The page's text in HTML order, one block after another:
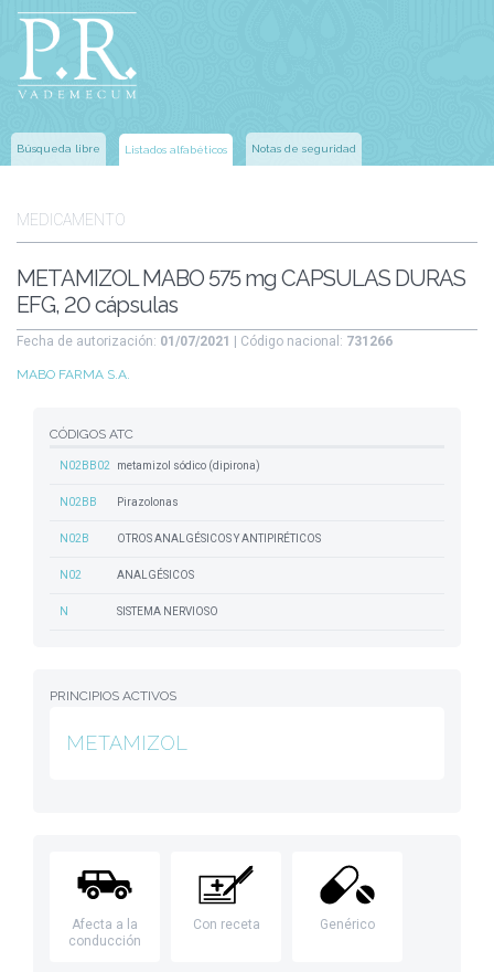
Búsqueda libre Listados alfabéticos Notas de seguridad
MEDICAMENTO
METAMIZOL MABO 575 mg CAPSULAS DURAS
EFG, 20 cápsulas
Fecha de autorización: 01/07/2021 | Código nacional: 731266
MABO FARMA S.A.
CÓDIGOS ATC
N02BB02 metamizol sódico (dipirona)
N02BB Pirazolonas
N02B OTROS ANALGÉSICOS Y ANTIPIRÉTICOS
N02 ANALGÉSICOS
N SISTEMA NERVIOSO
PRINCIPIOS ACTIVOS
METAMIZOL
Afecta a la
conducción
Con receta Genérico